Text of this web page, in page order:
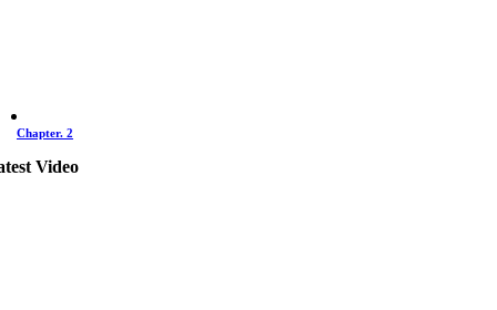
Chapter. 2
Video